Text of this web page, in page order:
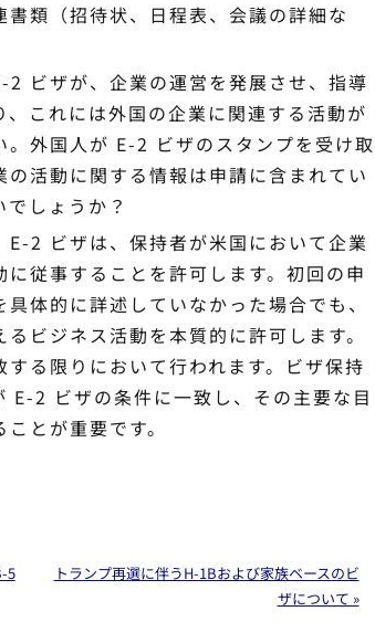
類（招待状、日程表、会議の詳細な
ビザが、企業の運営を発展させ、指導
これには外国の企業に関連する活動が
外国人が E-2 ビザのスタンプを受け取
活動に関する情報は申請に含まれてい
しょうか？
2 ビザは、保持者が米国において企業
従事することを許可します。初回の申
体的に詳述していなかった場合でも、
ビジネス活動を本質的に許可します。
る限りにおいて行われます。ビザ保持
E-2 ビザの条件に一致し、その主要な目
とが重要です。
5
トランプ再選に伴うH-1Bおよび家族ベースのビ
ザについて »